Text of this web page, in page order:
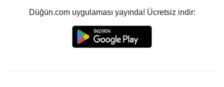
Düğün.com uygulaması yayında! Ücretsiz indir: